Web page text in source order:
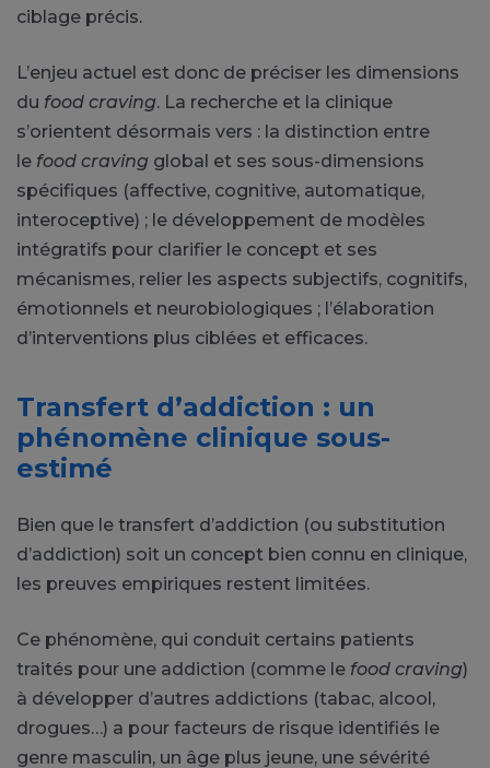
ciblage précis.
L’enjeu actuel est donc de préciser les dimensions
du food craving. La recherche et la clinique
s’orientent désormais vers : la distinction entre
le food craving global et ses sous-dimensions
spécifiques (affective, cognitive, automatique,
interoceptive) ; le développement de modèles
intégratifs pour clarifier le concept et ses
mécanismes, relier les aspects subjectifs, cognitifs,
émotionnels et neurobiologiques ; l’élaboration
d’interventions plus ciblées et efficaces.
Transfert d’addiction : un
phénomène clinique sous-
estimé
Bien que le transfert d’addiction (ou substitution
d’addiction) soit un concept bien connu en clinique,
les preuves empiriques restent limitées.
Ce phénomène, qui conduit certains patients
traités pour une addiction (comme le food craving)
à développer d’autres addictions (tabac, alcool,
drogues…) a pour facteurs de risque identifiés le
genre masculin, un âge plus jeune, une sévérité